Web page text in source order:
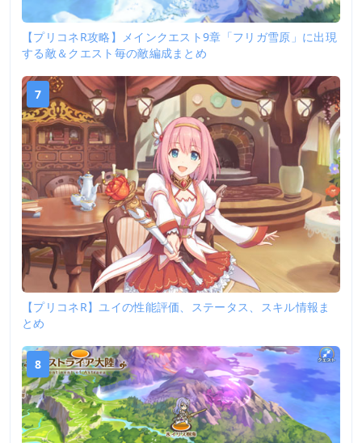
【プリコネR攻略】メインクエスト9章「フリガ雪原」に出現
する敵＆クエスト毎の敵編成まとめ
7
【プリコネR】ユイの性能評価、ステータス、スキル情報ま
とめ
8